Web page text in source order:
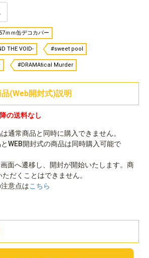
ｍｍ缶デコカバー
THE VOID- #sweet pool
#DRAMAtical Murder
(Web開封式)説明
の送料なし
通常商品と同時に購入できません。
WEB開封式の商品は同時購入可能で
面へ遷移し、開封が開始いたします。商
だくことはできません。
意点はこちら